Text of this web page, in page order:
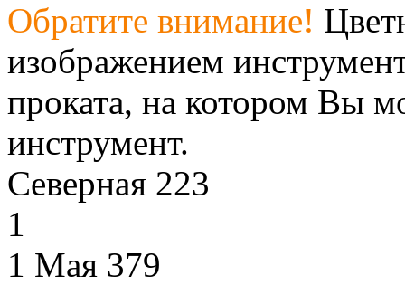
Обратите внимание!
изображением
проката, на котором Вы
инструмент.
Северная 223
1
1 Мая 379